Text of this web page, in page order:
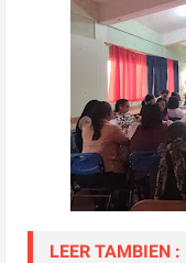
LEER TAMBIEN :